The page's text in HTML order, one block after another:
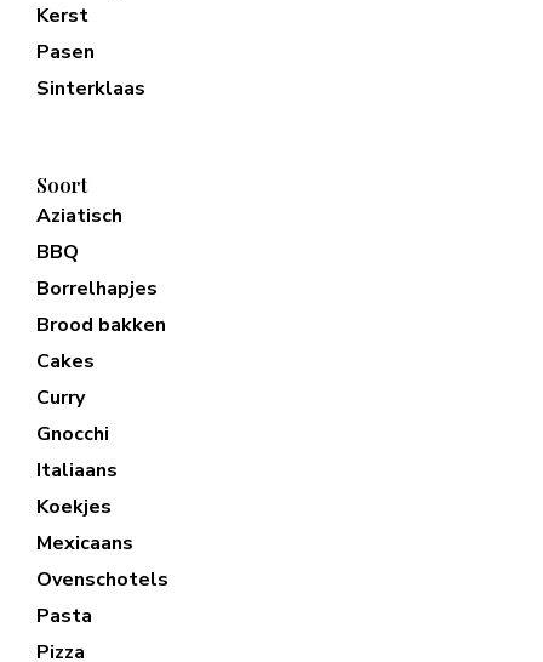
Kerst
Pasen
Sinterklaas
Soort
Aziatisch
BBQ
Borrelhapjes
Brood bakken
Cakes
Curry
Gnocchi
Italiaans
Koekjes
Mexicaans
Ovenschotels
Pasta
Pizza